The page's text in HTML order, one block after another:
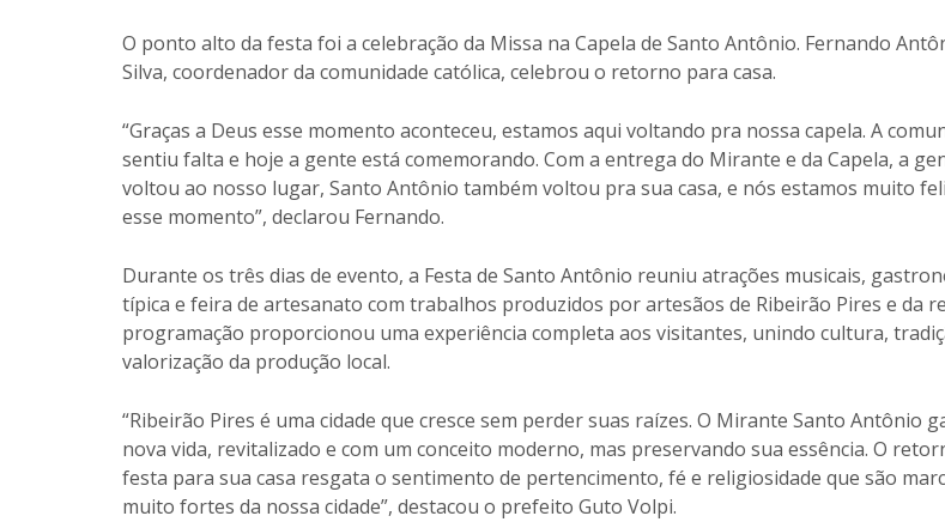
O ponto alto da festa foi a celebração da Missa na Capela de Santo Antônio. Fernando
Silva, coordenador da comunidade católica, celebrou o retorno para casa.
“Graças a Deus esse momento aconteceu, estamos aqui voltando pra nossa capela. A
sentiu falta e hoje a gente está comemorando. Com a entrega do Mirante e da Capela, a
voltou ao nosso lugar, Santo Antônio também voltou pra sua casa, e nós estamos muito
esse momento”, declarou Fernando.
Durante os três dias de evento, a Festa de Santo Antônio reuniu atrações musicais,
típica e feira de artesanato com trabalhos produzidos por artesãos de Ribeirão Pires e da
programação proporcionou uma experiência completa aos visitantes, unindo cultura,
valorização da produção local.
“Ribeirão Pires é uma cidade que cresce sem perder suas raízes. O Mirante Santo Antônio
nova vida, revitalizado e com um conceito moderno, mas preservando sua essência. O
festa para sua casa resgata o sentimento de pertencimento, fé e religiosidade que são
muito fortes da nossa cidade”, destacou o prefeito Guto Volpi.